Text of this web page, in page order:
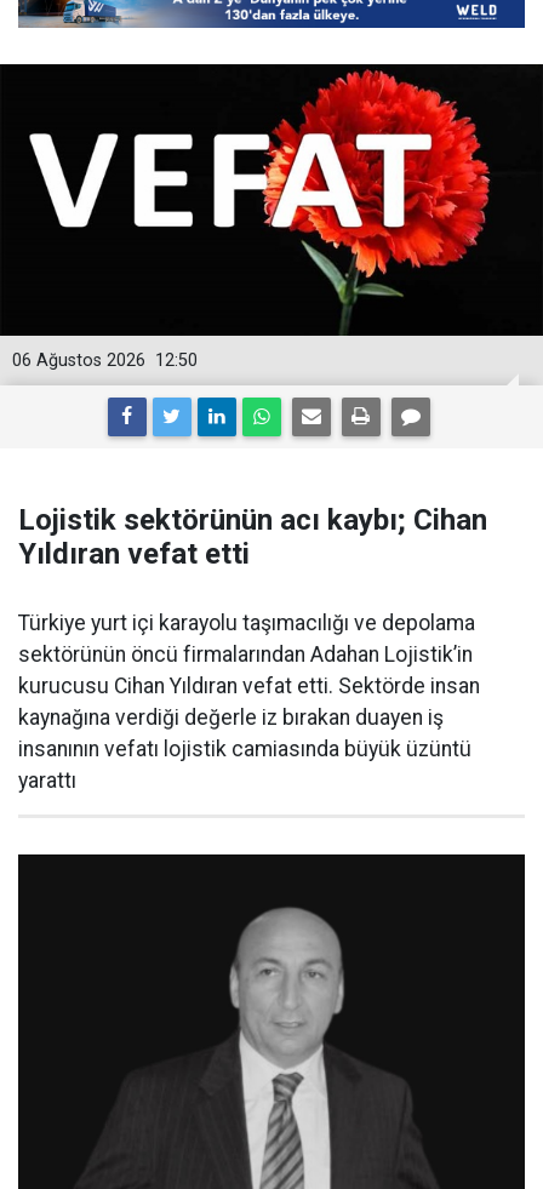
12:50
06 Ağustos 2026
Lojistik sektörünün acı kaybı; Cihan
Yıldıran vefat etti
Türkiye yurt içi karayolu taşımacılığı ve depolama
sektörünün öncü firmalarından Adahan Lojistik’in
kurucusu Cihan Yıldıran vefat etti. Sektörde insan
kaynağına verdiği değerle iz bırakan duayen iş
insanının vefatı lojistik camiasında büyük üzüntü
yarattı